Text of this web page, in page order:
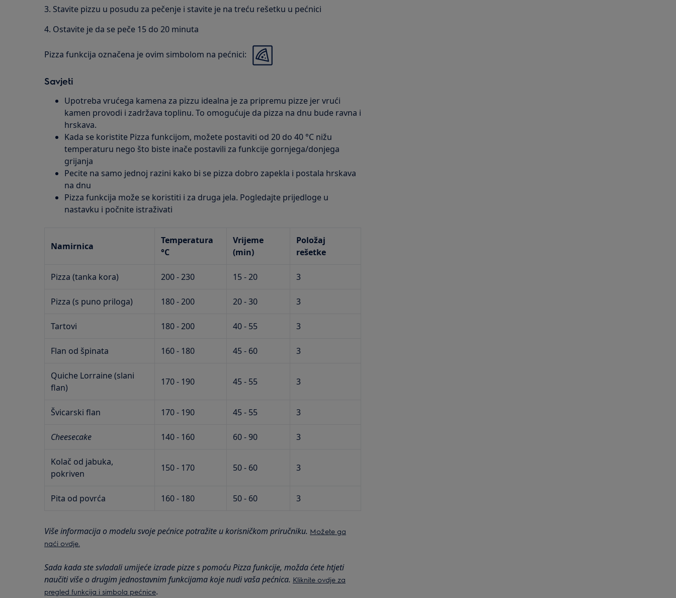
3. Stavite pizzu u posudu za pečenje i stavite je na treću rešetku u pećnici
4. Ostavite je da se peče 15 do 20 minuta
Pizza funkcija označena je ovim simbolom na pećnici:
Savjeti
Upotreba vrućega kamena za pizzu idealna je za pripremu pizze jer vrući
kamen provodi i zadržava toplinu. To omogućuje da pizza na dnu bude ravna i
hrskava.
Kada se koristite Pizza funkcijom, možete postaviti od 20 do 40 °C nižu
temperaturu nego što biste inače postavili za funkcije gornjega/donjega
grijanja
Pecite na samo jednoj razini kako bi se pizza dobro zapekla i postala hrskava
na dnu
Pizza funkcija može se koristiti i za druga jela. Pogledajte prijedloge u
nastavku i počnite istraživati
Namirnica
Temperatura
°C
Vrijeme
(min)
Položaj
rešetke
Pizza (tanka kora) 200 - 230 15 - 20 3
Pizza (s puno priloga) 180 - 200 20 - 30 3
Tartovi 180 - 200 40 - 55 3
Flan od špinata 160 - 180 45 - 60 3
Quiche Lorraine (slani
flan)
170 - 190 45 - 55 3
Švicarski flan 170 - 190 45 - 55 3
Cheesecake 140 - 160 60 - 90 3
Kolač od jabuka,
pokriven
150 - 170 50 - 60 3
Pita od povrća 160 - 180 50 - 60 3
Više informacija o modelu svoje pećnice potražite u korisničkom priručniku. Možete ga
naći ovdje.
Sada kada ste svladali umijeće izrade pizze s pomoću Pizza funkcije, možda ćete htjeti
naučiti više o drugim jednostavnim funkcijama koje nudi vaša pećnica. Kliknite ovdje za
pregled funkcija i simbola pećnice.